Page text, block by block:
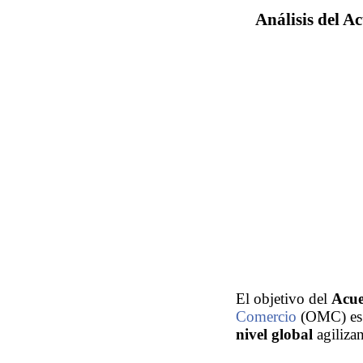
Análisis del
El objetivo del
Comercio (OMC)
nivel global